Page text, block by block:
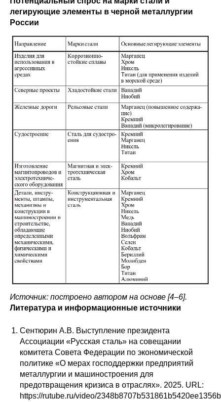
легирующие элементы в черной металлургии
России
Источник: построено автором на основе [4–6].
Литература и информационные источники
Сентюрин А.В. Выступление президента
Ассоциации «Русская сталь» на совещании
комитета Совета Федерации по экономической
политике «О мерах господдержки предприятий
металлургии и машиностроения для
предотвращения кризиса в отраслях». 2025. URL:
https://rutube.ru/video/